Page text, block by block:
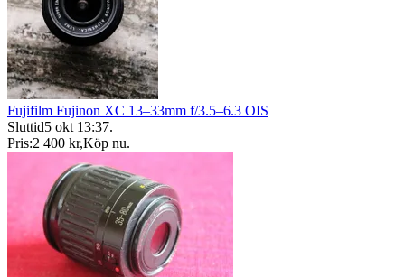
Fujifilm Fujinon XC 13–33mm f/3.5–6.3 OIS
Sluttid5 okt 13:37.
Pris:2 400 kr,Köp nu.